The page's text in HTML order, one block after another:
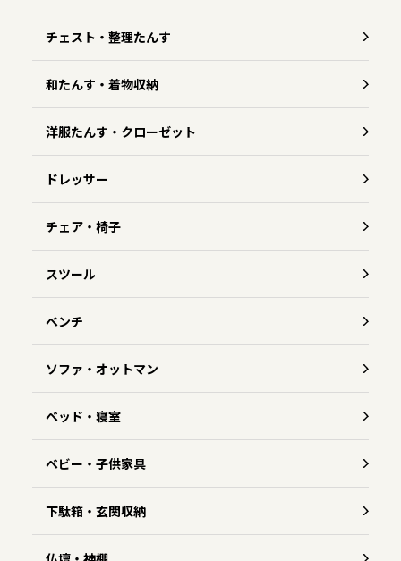
チェスト・整理たんす
和たんす・着物収納
洋服たんす・クローゼット
ドレッサー
チェア・椅子
スツール
ベンチ
ソファ・オットマン
ベッド・寝室
ベビー・子供家具
下駄箱・玄関収納